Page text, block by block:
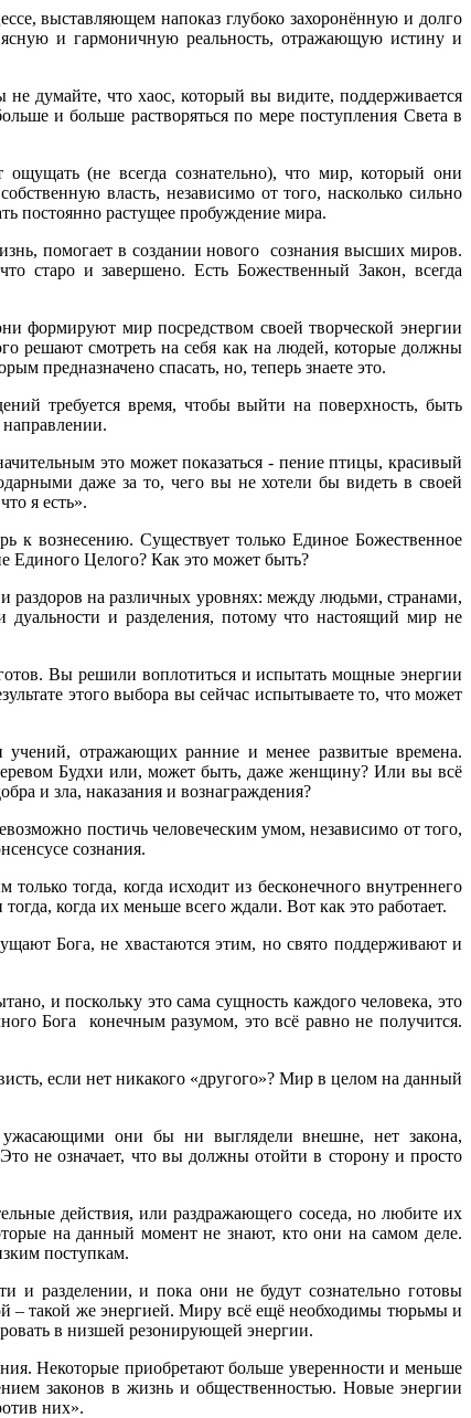
выставляющем напоказ глубоко захоронённую и долго
и гармоничную реальность, отражающую истину и
думайте, что хаос, который вы видите, поддерживается
и больше растворяться по мере поступления Света в
(не всегда сознательно), что мир, который они
власть, независимо от того, насколько сильно
постоянно растущее пробуждение мира.
помогает в создании нового сознания высших миров.
старо и завершено. Есть Божественный Закон, всегда
формируют мир посредством своей творческой энергии
решают смотреть на себя как на людей, которые должны
предназначено спасать, но, теперь знаете это.
требуется время, чтобы выйти на поверхность, быть
это может показаться - пение птицы, красивый
даже за то, чего вы не хотели бы видеть в своей
я есть».
вознесению. Существует только Единое Божественное
Единого Целого? Как это может быть?
раздоров на различных уровнях: между людьми, странами,
и разделения, потому что настоящий мир не
Вы решили воплотиться и испытать мощные энергии
этого выбора вы сейчас испытываете то, что может
учений, отражающих ранние и менее развитые времена.
Будхи или, может быть, даже женщину? Или вы всё
и зла, наказания и вознаграждения?
постичь человеческим умом, независимо от того,
сознания.
тогда, когда исходит из бесконечного внутреннего
когда их меньше всего ждали. Вот как это работает.
Бога, не хвастаются этим, но свято поддерживают и
и поскольку это сама сущность каждого человека, это
Бога конечным разумом, это всё равно не получится.
если нет никакого «другого»? Мир в целом на данный
ужасающими они бы ни выглядели внешне, нет закона,
не означает, что вы должны отойти в сторону и просто
действия, или раздражающего соседа, но любите их
на данный момент не знают, кто они на самом деле.
поступкам.
и разделении, и пока они не будут сознательно готовы
– такой же энергией. Миру всё ещё необходимы тюрьмы и
в низшей резонирующей энергии.
Некоторые приобретают больше уверенности и меньше
законов в жизнь и общественностью. Новые энергии
них».